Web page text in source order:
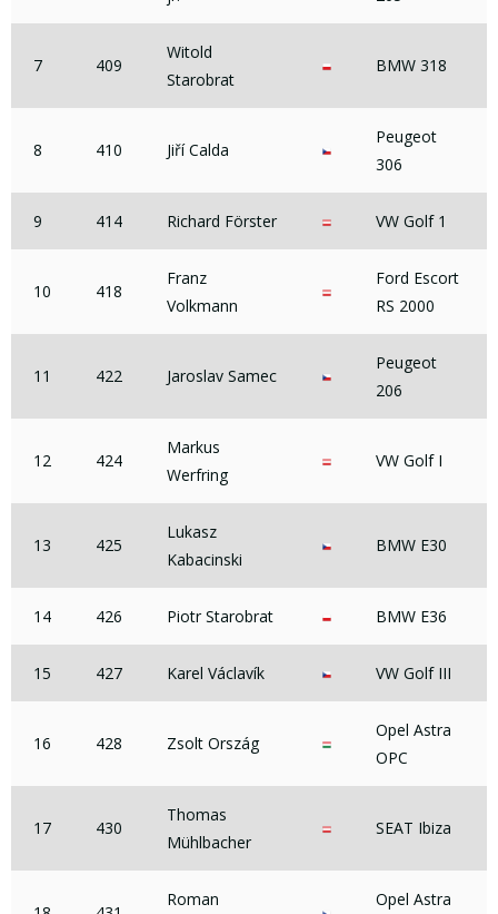
7 409
Witold
Starobrat
BMW 318
8 410 Jiří Calda
Peugeot
306
9 414 Richard Förster VW Golf 1
10 418
Franz
Volkmann
Ford Escort
RS 2000
11 422 Jaroslav Samec
Peugeot
206
12 424
Markus
Werfring
VW Golf I
13 425
Lukasz
Kabacinski
BMW E30
14 426 Piotr Starobrat BMW E36
15 427 Karel Václavík VW Golf III
16 428 Zsolt Ország
Opel Astra
OPC
17 430
Thomas
Mühlbacher
SEAT Ibiza
Roman Opel Astra